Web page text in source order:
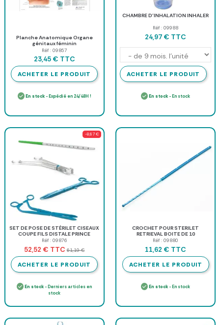
Planche Anatomique Organe
génitaux féminin
Réf : 09857
23,45 € TTC
ACHETER LE PRODUIT
En stock- Expédié en 24/48H !
CHAMBRE D'INHALATION INHALER
Réf : 09988
24,97 € TTC
ACHETER LE PRODUIT
En stock - En stock
-8,67 €
SET DE POSE DE STÉRILET CISEAUX
COUPE FILS DISTALE PRINCE
MEDICAL - boîte de 10
Réf : 09876
52,52 € TTC 61,19 €
ACHETER LE PRODUIT
En stock - Derniers articles en
stock
CROCHET POUR STERILET
RETRIEVAL BOITE DE 10
Réf : 09880
11,62 € TTC
ACHETER LE PRODUIT
En stock - En stock